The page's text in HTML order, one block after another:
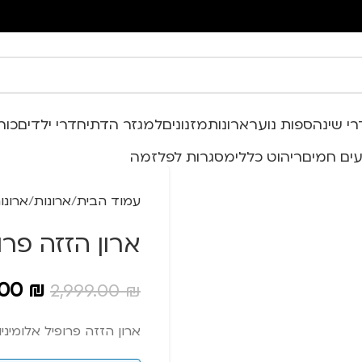
שינהספות נוערארונותמזנוניםלמגזר הדתיחדרי ילדים
חמיםריהוט כללימסגרות לפלזמה
עמוד הבית ארונות
ארון הזזה
2,999.00₪
₪
ארון הזזה פרופיל